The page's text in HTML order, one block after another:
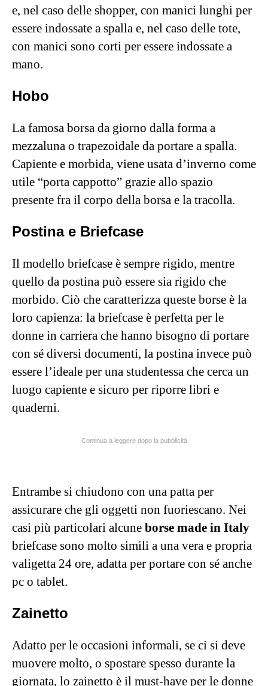
e, nel caso delle shopper, con manici lunghi per
essere indossate a spalla e, nel caso delle tote,
con manici sono corti per essere indossate a
mano.
Hobo
La famosa borsa da giorno dalla forma a
mezzaluna o trapezoidale da portare a spalla.
Capiente e morbida, viene usata d’inverno come
utile “porta cappotto” grazie allo spazio
presente fra il corpo della borsa e la tracolla.
Postina e Briefcase
Il modello briefcase è sempre rigido, mentre
quello da postina può essere sia rigido che
morbido. Ciò che caratterizza queste borse è la
loro capienza: la briefcase è perfetta per le
donne in carriera che hanno bisogno di portare
con sé diversi documenti, la postina invece può
essere l’ideale per una studentessa che cerca un
luogo capiente e sicuro per riporre libri e
quaderni.
Continua a leggere dopo la pubblicità
Entrambe si chiudono con una patta per
assicurare che gli oggetti non fuoriescano. Nei
casi più particolari alcune borse made in Italy
briefcase sono molto simili a una vera e propria
valigetta 24 ore, adatta per portare con sé anche
pc o tablet.
Zainetto
Adatto per le occasioni informali, se ci si deve
muovere molto, o spostare spesso durante la
giornata, lo zainetto è il must-have per le donne